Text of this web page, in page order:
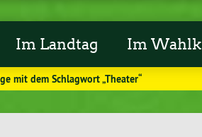
Im Landtag Im
mit dem Schlagwort „Theater“